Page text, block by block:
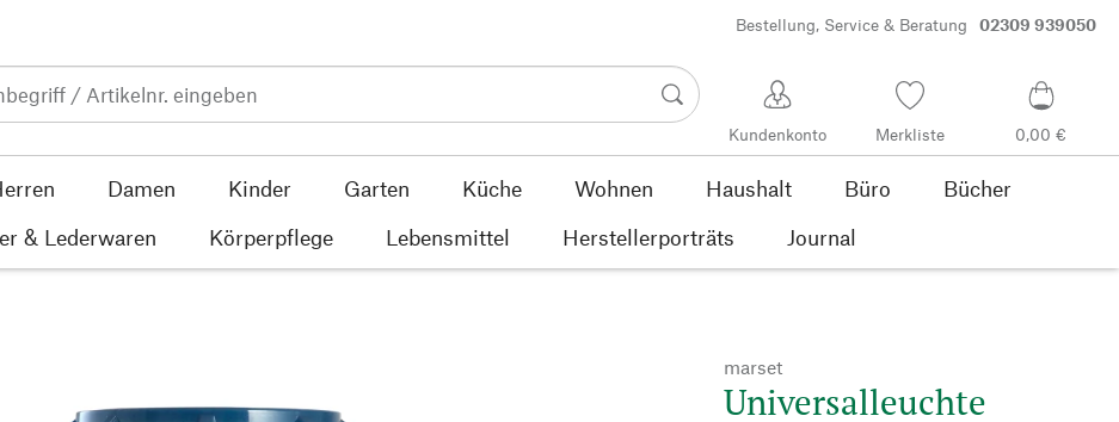
Bestellung, Service & Beratung 02309 939050
Kundenkonto Merkliste 0,00 €
Damen Kinder Garten Küche Wohnen Haushalt Büro
Bücher
& Lederwaren Körperpflege Lebensmittel Herstellerporträts Journal
marset
Universalleuchte